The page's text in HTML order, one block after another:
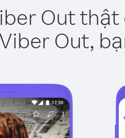
Out
Out,